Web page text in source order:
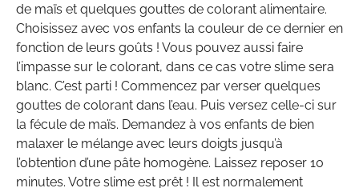
de maïs et quelques gouttes de colorant alimentaire.
Choisissez avec vos enfants la couleur de ce dernier en
fonction de leurs goûts ! Vous pouvez aussi faire
l’impasse sur le colorant, dans ce cas votre slime sera
blanc. C’est parti ! Commencez par verser quelques
gouttes de colorant dans l’eau. Puis versez celle-ci sur
la fécule de maïs. Demandez à vos enfants de bien
malaxer le mélange avec leurs doigts jusqu’à
l’obtention d’une pâte homogène. Laissez reposer 10
minutes. Votre slime est prêt ! Il est normalement